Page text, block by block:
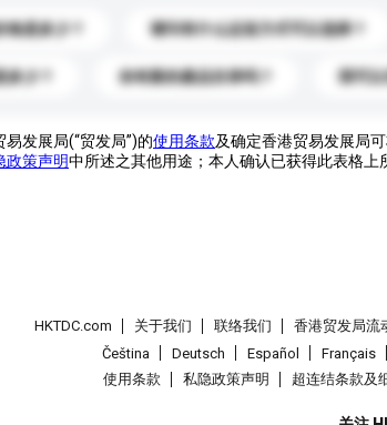
是多少？ 请问有什么运送方式可以选择？
少？ 你有新的產品目录吗？ 我可
发展局(“贸发局”)的使用条款及确定香港贸易发展局
政策声明中所述之其他用途；本人确认已获得此表格上
HKTDC.com 关于我们 联络我们 香港贸发局流
Čeština
Deutsch Español Français
使用条款
私隐政策声明 超连结条款及